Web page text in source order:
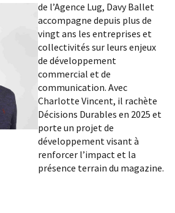
de l’Agence Lug, Davy Ballet
accompagne depuis plus de
vingt ans les entreprises et
collectivités sur leurs enjeux
de développement
commercial et de
communication. Avec
Charlotte Vincent, il rachète
Décisions Durables en 2025 et
porte un projet de
développement visant à
renforcer l’impact et la
présence terrain du magazine.